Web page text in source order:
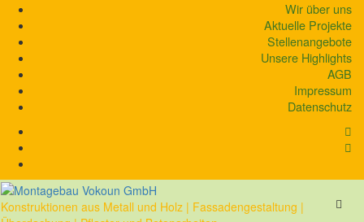
Skip
content
Wir über uns
Aktuelle Projekte
Stellenangebote
Unsere Highlights
AGB
Impressum
Datenschutz
Konstruktionen aus Metall und Holz | Fassadengestaltung |